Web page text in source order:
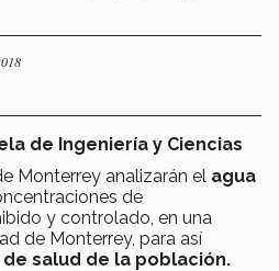
de Ingeniería y Ciencias
Monterrey analizarán el agua
de
y controlado, en una
de Monterrey, para así
salud de la población.